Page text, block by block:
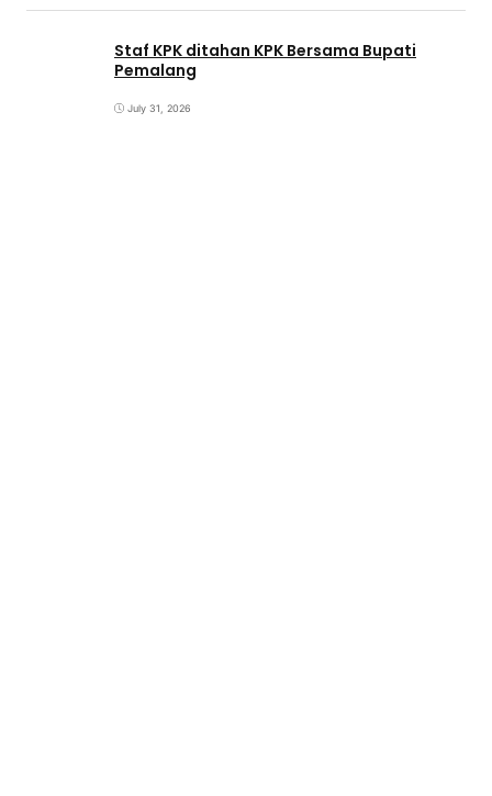
Staf KPK ditahan KPK Bersama Bupati
Pemalang
July 31, 2026